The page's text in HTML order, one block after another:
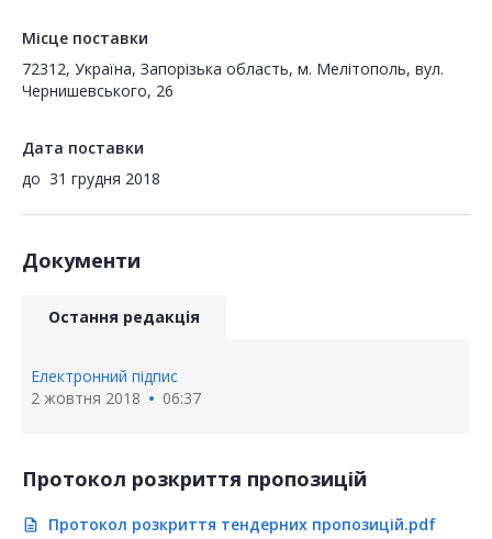
Місце поставки
72312, Україна, Запорізька область, м. Мелітополь, вул.
Чернишевського, 26
Дата поставки
до 31 грудня 2018
Документи
Остання редакція
Електронний підпис
2 жовтня 2018
06:37
Протокол розкриття пропозицій
description Протокол розкриття тендерних пропозицій.pdf